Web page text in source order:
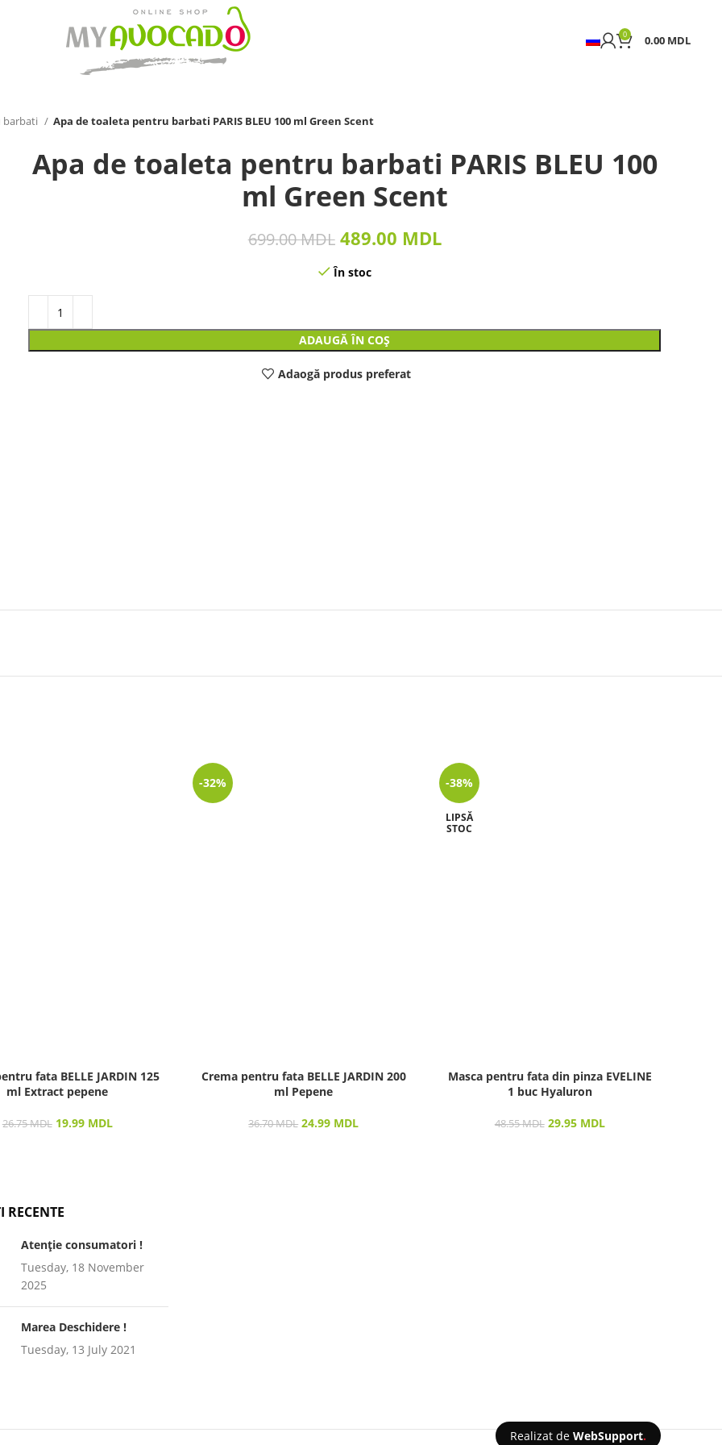
0 0.00 MDL
barbati Apa de toaleta pentru barbati PARIS BLEU 100 ml Green Scent
Apa de toaleta pentru barbati PARIS BLEU 100
ml Green Scent
699.00MDL 489.00 MDL
În stoc
ADAUGĂ ÎN COȘ
Adaogă produs preferat
fata BELLE JARDIN 125
ml Extract pepene
26.75MDL 19.99 MDL
-32%
Crema pentru fata BELLE JARDIN 200
ml Pepene
36.70MDL 24.99 MDL
-38%
LIPSĂ
STOC
Masca pentru fata din pinza EVELINE
1 buc Hyaluron
48.55MDL 29.95 MDL
RECENTE
Atenție consumatori !
Tuesday, 18 November
2025
Marea Deschidere !
Tuesday, 13 July 2021
Realizat de WebSupport.